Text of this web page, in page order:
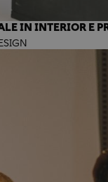
IN INTERIOR E